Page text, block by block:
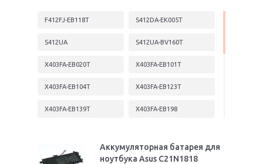
F412FJ-EB118T S412DA-EK005T
S412UA S412UA-BV160T
X403FA-EB020T X403FA-EB101T
X403FA-EB104T X403FA-EB123T
X403FA-EB139T X403FA-EB198
X403FA-H522D X412DA-EB454
Аккумуляторная батарея для
ноутбука Asus C21N1818